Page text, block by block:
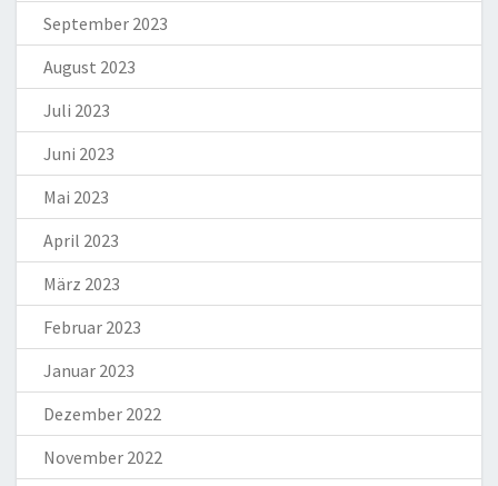
September 2023
August 2023
Juli 2023
Juni 2023
Mai 2023
April 2023
März 2023
Februar 2023
Januar 2023
Dezember 2022
November 2022